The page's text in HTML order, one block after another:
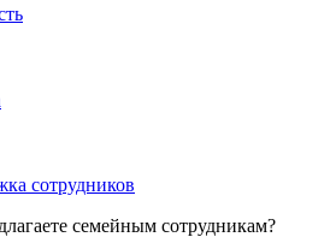
сотрудников
семейным сотрудникам?